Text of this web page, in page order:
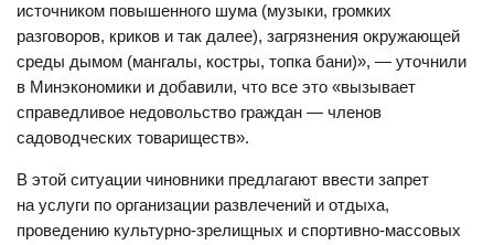
источником повышенного шума (музыки, громких
разговоров, криков и так далее), загрязнения окружающей
среды дымом (мангалы, костры, топка бани)», — уточнили
в Минэкономики и добавили, что все это «вызывает
справедливое недовольство граждан — членов
садоводческих товариществ».
В этой ситуации чиновники предлагают ввести запрет
на услуги по организации развлечений и отдыха,
проведению культурно-зрелищных и спортивно-массовых